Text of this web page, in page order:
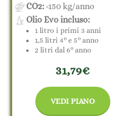
CO2: -150 kg/anno
Olio Evo incluso:
1 litro i primi 3 anni
1,5 litri 4° e 5° anno
2 litri dal 6° anno
31,79€
VEDI PIANO